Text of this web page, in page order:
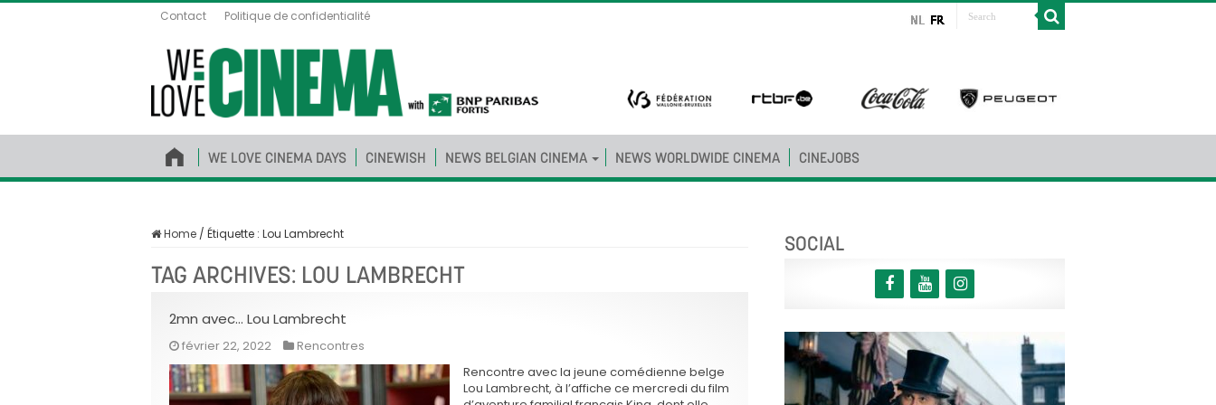
Contact Politique de confidentialité
WE LOVE CINEMA DAYS CINEWISH NEWS BELGIAN CINEMA NEWS WORLDWIDE CINEMA CINEJOBS
Home / Étiquette : Lou Lambrecht
TAG ARCHIVES: LOU LAMBRECHT
2mn avec… Lou Lambrecht
février 22, 2022
Rencontres
Rencontre avec la jeune comédienne belge
Lou Lambrecht, à l’affiche ce mercredi du film
SOCIAL